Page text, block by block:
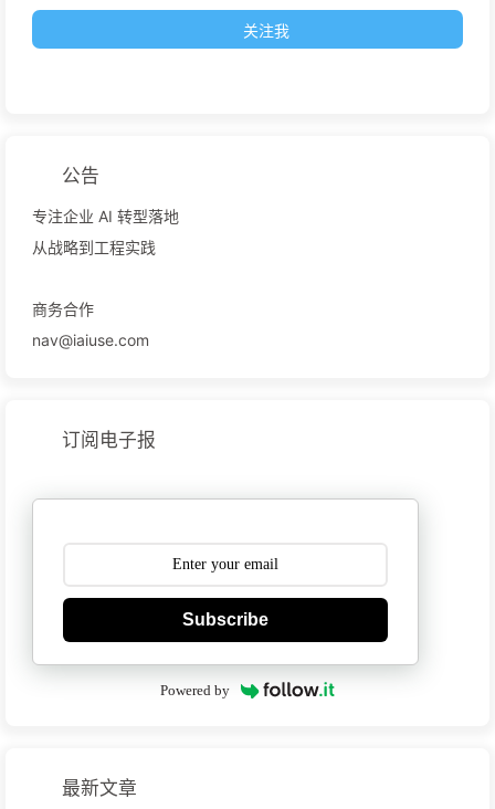
关注我
公告
专注企业 AI 转型落地
从战略到工程实践
商务合作
nav@iaiuse.com
订阅电子报
Subscribe
Powered by
最新文章